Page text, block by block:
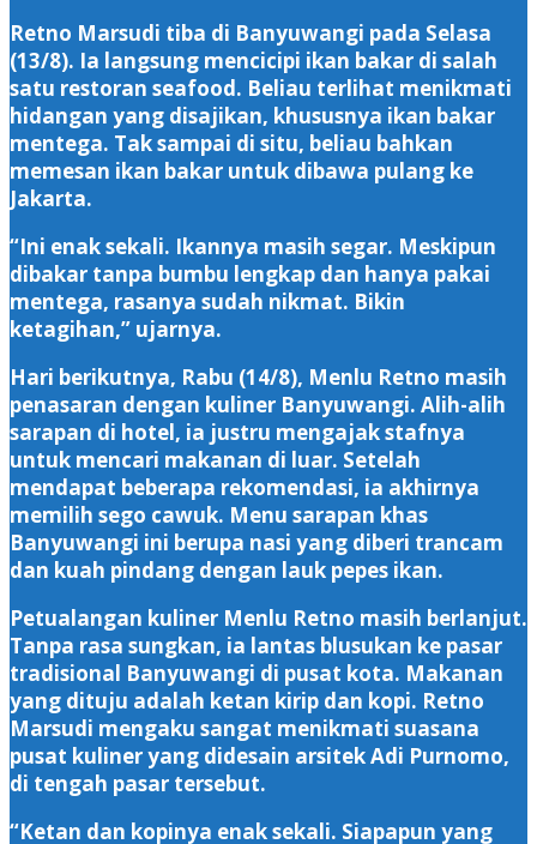
Retno Marsudi tiba di Banyuwangi pada Selasa
(13/8). Ia langsung mencicipi ikan bakar di salah
satu restoran seafood. Beliau terlihat menikmati
hidangan yang disajikan, khususnya ikan bakar
mentega. Tak sampai di situ, beliau bahkan
memesan ikan bakar untuk dibawa pulang ke
Jakarta.
“Ini enak sekali. Ikannya masih segar. Meskipun
dibakar tanpa bumbu lengkap dan hanya pakai
mentega, rasanya sudah nikmat. Bikin
ketagihan,” ujarnya.
Hari berikutnya, Rabu (14/8), Menlu Retno masih
penasaran dengan kuliner Banyuwangi. Alih-alih
sarapan di hotel, ia justru mengajak stafnya
untuk mencari makanan di luar. Setelah
mendapat beberapa rekomendasi, ia akhirnya
memilih sego cawuk. Menu sarapan khas
Banyuwangi ini berupa nasi yang diberi trancam
dan kuah pindang dengan lauk pepes ikan.
Petualangan kuliner Menlu Retno masih berlanjut.
Tanpa rasa sungkan, ia lantas blusukan ke pasar
tradisional Banyuwangi di pusat kota. Makanan
yang dituju adalah ketan kirip dan kopi. Retno
Marsudi mengaku sangat menikmati suasana
pusat kuliner yang didesain arsitek Adi Purnomo,
di tengah pasar tersebut.
“Ketan dan kopinya enak sekali. Siapapun yang